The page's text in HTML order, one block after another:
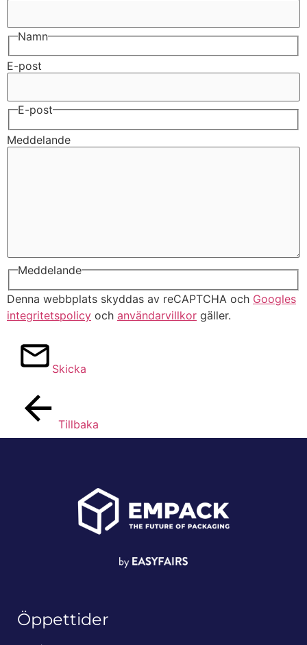
Namn
E-post
E-post
Meddelande
Meddelande
Denna webbplats skyddas av reCAPTCHA och Googles
integritetspolicy och användarvillkor gäller.
Skicka
Tillbaka
Öppettider